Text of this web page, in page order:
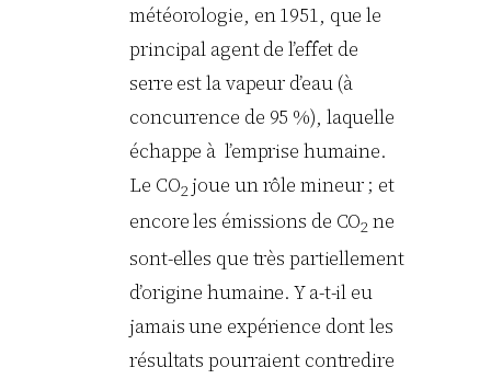
météorologie, en 1951, que le
principal agent de l’effet de
serre est la vapeur d’eau (à
concurrence de 95 %), laquelle
échappe à l’emprise humaine.
Le CO2 joue un rôle mineur ; et
encore les émissions de CO2 ne
sont-elles que très partiellement
d’origine humaine. Y a-t-il eu
jamais une expérience dont les
résultats pourraient contredire